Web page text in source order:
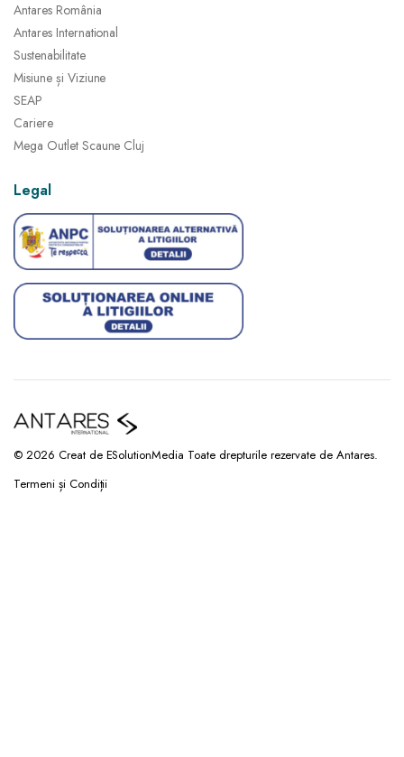
Antares România
Antares International
Sustenabilitate
Misiune și Viziune
SEAP
Cariere
Mega Outlet Scaune Cluj
Legal
© 2026 Creat de ESolutionMedia Toate drepturile rezervate de Antares.
Termeni și Condiții